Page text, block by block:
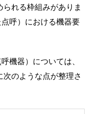
れる枠組みがありま
呼）における機器要
機器）については、
のような点が整理さ